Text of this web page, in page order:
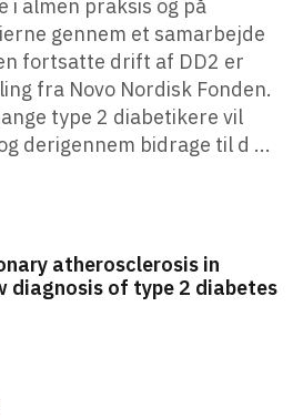
i almen praksis og på
gennem et samarbejde
fortsatte drift af DD2 er
fra Novo Nordisk Fonden.
type 2 diabetikere vil
derigennem bidrage til d ...
atherosclerosis in
diagnosis of type 2 diabetes